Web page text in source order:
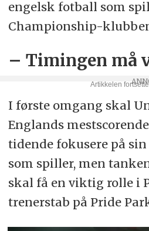
engelsk fotball som
Championship-
– Timingen må
I første omgang skal
Englands
tidende fokusere på
som spiller, men
skal få en viktig rolle i
trenerstab på Pride